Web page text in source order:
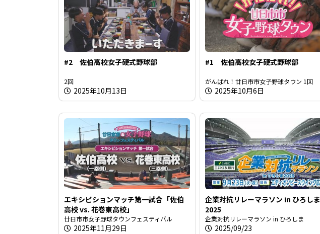
#2 佐伯高校女子硬式野球部
2回
2025年10月13日
#1 佐伯高校女子硬式野球部
がんばれ！廿日市市女子野球タウン 1回
2025年10月6日
エキシビションマッチ第一試合「佐伯
高校 vs. 花巻東高校」
廿日市市女子野球タウンフェスティバル
2025年11月29日
企業対抗リレーマラソン in ひろしま
2025
企業対抗リレーマラソン in ひろしま
2025/09/23